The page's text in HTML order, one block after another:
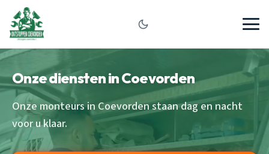
Onze diensten in Coevorden
Onze monteurs in Coevorden staan dag en nacht
voor u klaar.